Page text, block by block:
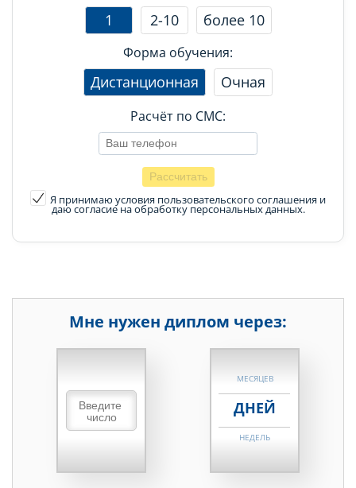
1 2-10 более 10
Форма обучения:
Дистанционная Очная
Расчёт по СМС:
Я принимаю условия пользовательского соглашения и
даю согласие на обработку персональных данных.
Мне нужен диплом через:
НЕДЕЛЬ
МЕСЯЦЕВ
ДНЕЙ
НЕДЕЛЬ